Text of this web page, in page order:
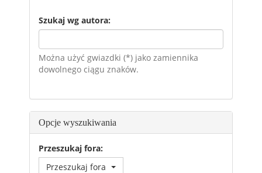
Szukaj wg autora:
Można użyć gwiazdki (*) jako zamiennika
dowolnego ciągu znaków.
Opcje wyszukiwania
Przeszukaj fora:
Przeszukaj fora